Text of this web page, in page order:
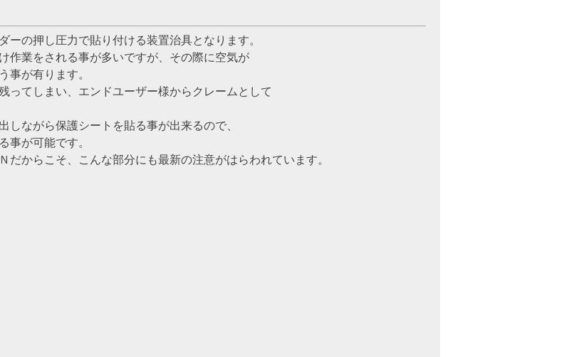
の押し圧力で貼り付ける装置治具となります。
作業をされる事が多いですが、その際に空気が
事が有ります。
ってしまい、エンドユーザー様からクレームとして
しながら保護シートを貼る事が出来るので、
事が可能です。
からこそ、こんな部分にも最新の注意がはらわれています。